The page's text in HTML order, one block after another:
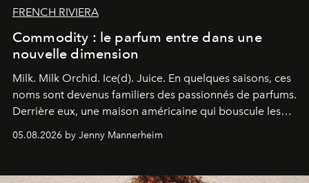
FRENCH RIVIERA
Commodity : le parfum entre dans une
nouvelle dimension
Milk. Milk Orchid. Ice(d). Juice. En quelques saisons, ces
noms sont devenus familiers des passionnés de parfums.
Derrière eux, une maison américaine qui bouscule les
codes de la parfumerie contemporaine en proposant
une approche aussi intuitive que personnelle :
05.08.2026 by Jenny Mannerheim